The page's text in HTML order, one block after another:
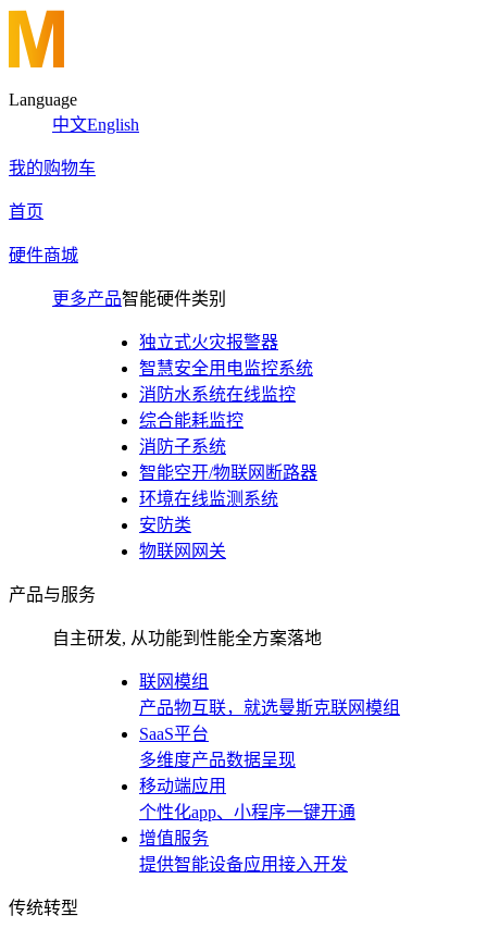
Language
中文English
我的购物车
首页
硬件商城
更多产品智能硬件类别
独立式火灾报警器
智慧安全用电监控系统
消防水系统在线监控
综合能耗监控
消防子系统
智能空开/物联网断路器
环境在线监测系统
安防类
物联网网关
产品与服务
自主研发, 从功能到性能全方案落地
联网模组
产品物互联，就选曼斯克联网模组
SaaS平台
多维度产品数据呈现
移动端应用
个性化app、小程序一键开通
增值服务
提供智能设备应用接入开发
传统转型